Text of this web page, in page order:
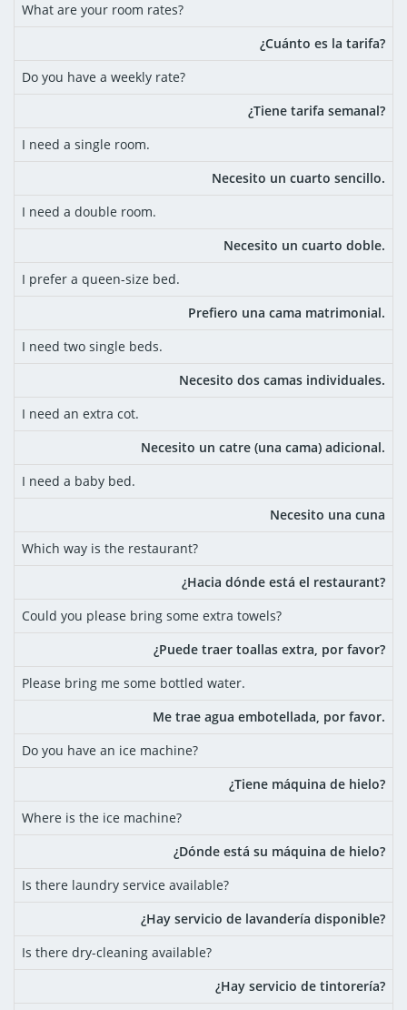
What are your room rates?
¿Cuánto es la tarifa?
Do you have a weekly rate?
¿Tiene tarifa semanal?
I need a single room.
Necesito un cuarto sencillo.
I need a double room.
Necesito un cuarto doble.
I prefer a queen-size bed.
Prefiero una cama matrimonial.
I need two single beds.
Necesito dos camas individuales.
I need an extra cot.
Necesito un catre (una cama) adicional.
I need a baby bed.
Necesito una cuna
Which way is the restaurant?
¿Hacia dónde está el restaurant?
Could you please bring some extra towels?
¿Puede traer toallas extra, por favor?
Please bring me some bottled water.
Me trae agua embotellada, por favor.
Do you have an ice machine?
¿Tiene máquina de hielo?
Where is the ice machine?
¿Dónde está su máquina de hielo?
Is there laundry service available?
¿Hay servicio de lavandería disponible?
Is there dry-cleaning available?
¿Hay servicio de tintorería?